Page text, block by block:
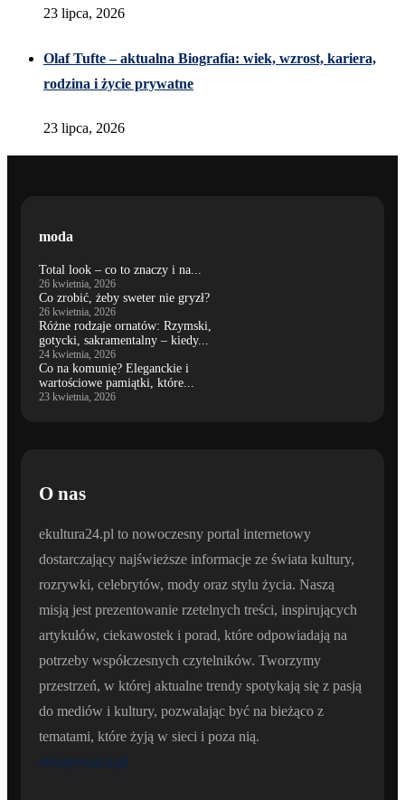
23 lipca, 2026
Olaf Tufte – aktualna Biografia: wiek, wzrost, kariera,
rodzina i życie prywatne
23 lipca, 2026
moda
Total look – co to znaczy i na...
26 kwietnia, 2026
Co zrobić, żeby sweter nie gryzł?
26 kwietnia, 2026
Różne rodzaje ornatów: Rzymski,
gotycki, sakramentalny – kiedy...
24 kwietnia, 2026
Co na komunię? Eleganckie i
wartościowe pamiątki, które...
23 kwietnia, 2026
O nas
ekultura24.pl to nowoczesny portal internetowy
dostarczający najświeższe informacje ze świata kultury,
rozrywki, celebrytów, mody oraz stylu życia. Naszą
misją jest prezentowanie rzetelnych treści, inspirujących
artykułów, ciekawostek i porad, które odpowiadają na
potrzeby współczesnych czytelników. Tworzymy
przestrzeń, w której aktualne trendy spotykają się z pasją
do mediów i kultury, pozwalając być na bieżąco z
tematami, które żyją w sieci i poza nią.
erozrywka24.pl